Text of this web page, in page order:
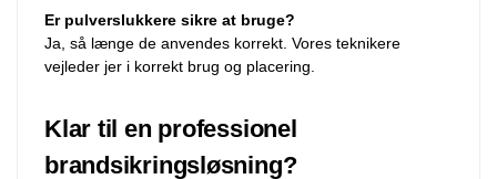
Er pulverslukkere sikre at bruge?
Ja, så længe de anvendes korrekt. Vores teknikere
vejleder jer i korrekt brug og placering.
Klar til en professionel
brandsikringsløsning?